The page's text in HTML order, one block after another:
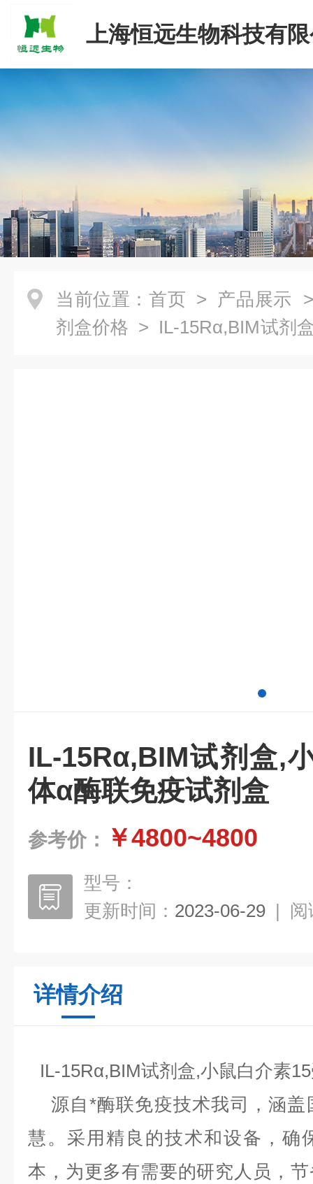
上海恒远生物科技有
当前位置： 首页 > 产品展示
剂盒价格 > IL-15Rα,BIM试剂
IL-15Rα,BIM试剂盒,
体α酶联免疫试剂盒
参考价： ￥4800~4800
型号：
更新时间： 2023-06-29 | 阅
详情介绍
IL-15Rα,BIM试剂盒,小鼠白介素
源自*酶联免疫技术我司，涵盖
慧。采用精良的技术和设备，确
本，为更多有需要的研究人员，